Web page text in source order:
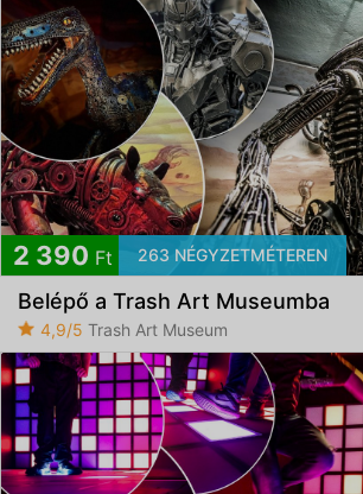
2 390 Ft 263 NÉGYZETMÉTEREN
Belépő a Trash Art Museumba
4,9/5 Trash Art Museum